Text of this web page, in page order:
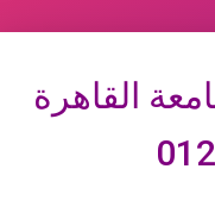
القاهرة